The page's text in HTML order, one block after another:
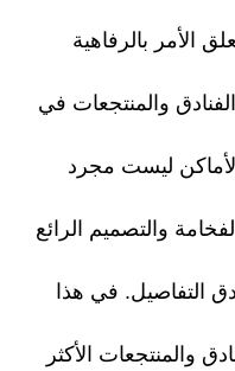
الأمر بالرفاهية
والمنتجعات في
ليست مجرد
والتصميم الرائع
التفاصيل. في هذا
والمنتجعات الأكثر